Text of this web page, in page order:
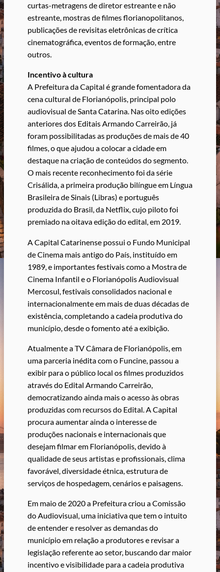
curtas-metragens de diretor estreante e não
estreante, mostras de filmes florianopolitanos,
publicações de revisitas eletrônicas de crítica
cinematográfica, eventos de formação, entre
outros.
Incentivo à cultura
A Prefeitura da Capital é grande fomentadora da
cena cultural de Florianópolis, principal polo
audiovisual de Santa Catarina. Nas oito edições
anteriores dos Editais Armando Carreirão, já
foram possibilitadas as produções de mais de 40
filmes, o que ajudou a colocar a cidade em
destaque na criação de conteúdos do segmento.
O mais recente reconhecimento foi da série
Crisálida, a primeira produção bilíngue em Língua
Brasileira de Sinais (Libras) e português
produzida do Brasil, da Netflix, cujo piloto foi
premiado na oitava edição do edital, em 2019.
A Capital Catarinense possui o Fundo Municipal
de Cinema mais antigo do País, instituído em
1989, e importantes festivais como a Mostra de
Cinema Infantil e o Florianópolis Audiovisual
Mercosul, festivais consolidados nacional e
internacionalmente em mais de duas décadas de
existência, completando a cadeia produtiva do
município, desde o fomento até a exibição.
Atualmente a TV Câmara de Florianópolis, em
uma parceria inédita com o Funcine, passou a
exibir para o público local os filmes produzidos
através do Edital Armando Carreirão,
democratizando ainda mais o acesso às obras
produzidas com recursos do Edital. A Capital
procura aumentar ainda o interesse de
produções nacionais e internacionais que
desejam filmar em Florianópolis, devido à
qualidade de seus artistas e profissionais, clima
favorável, diversidade étnica, estrutura de
serviços de hospedagem, cenários e paisagens.
Em maio de 2020 a Prefeitura criou a Comissão
do Audiovisual, uma iniciativa que tem o intuito
de entender e resolver as demandas do
município em relação a produtores e revisar a
legislação referente ao setor, buscando dar maior
incentivo e visibilidade para a cadeia produtiva